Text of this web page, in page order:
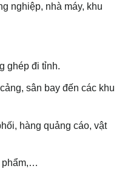
nghiệp, nhà máy, khu
ghép đi tỉnh.
sân bay đến các khu
hàng quảng cáo, vật
phẩm,…